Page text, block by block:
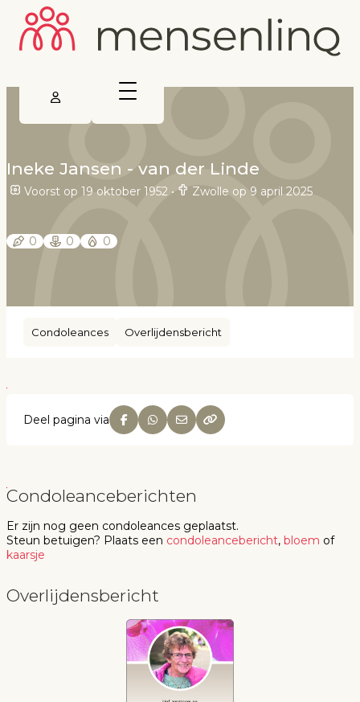
Ineke Jansen - van der Linde
Voorst op 19 oktober 1952 • Zwolle op 9 april 2025
0 0 0
Condoleances Overlijdensbericht
Deel pagina via
Condoleanceberichten
Er zijn nog geen condoleances geplaatst.
Steun betuigen? Plaats een condoleancebericht, bloem of
kaarsje
Overlijdensbericht